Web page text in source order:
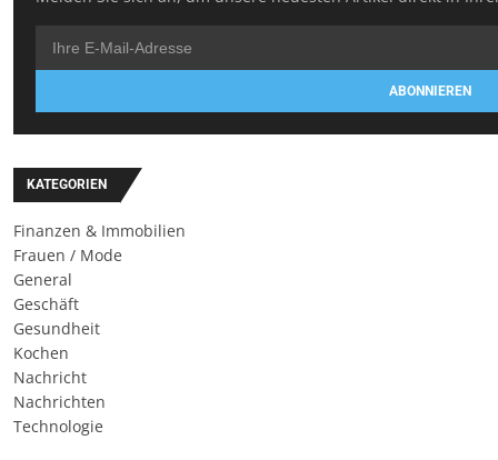
ABONNIEREN
KATEGORIEN
Finanzen & Immobilien
Frauen / Mode
General
Geschäft
Gesundheit
Kochen
Nachricht
Nachrichten
Technologie